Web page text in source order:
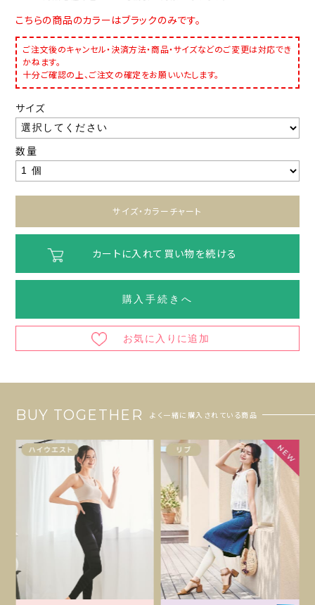
こちらの商品のカラーはブラックのみです。
ご注文後のキャンセル・決済方法・商品・サイズなどのご変更は対応でき
かねます。
十分ご確認の上、ご注文の確定をお願いいたします。
サイズ
数量
サイズ・カラーチャート
カートに入れて買い物を続ける
購入手続きへ
お気に入りに追加
BUY TOGETHER よく一緒に購入されている商品